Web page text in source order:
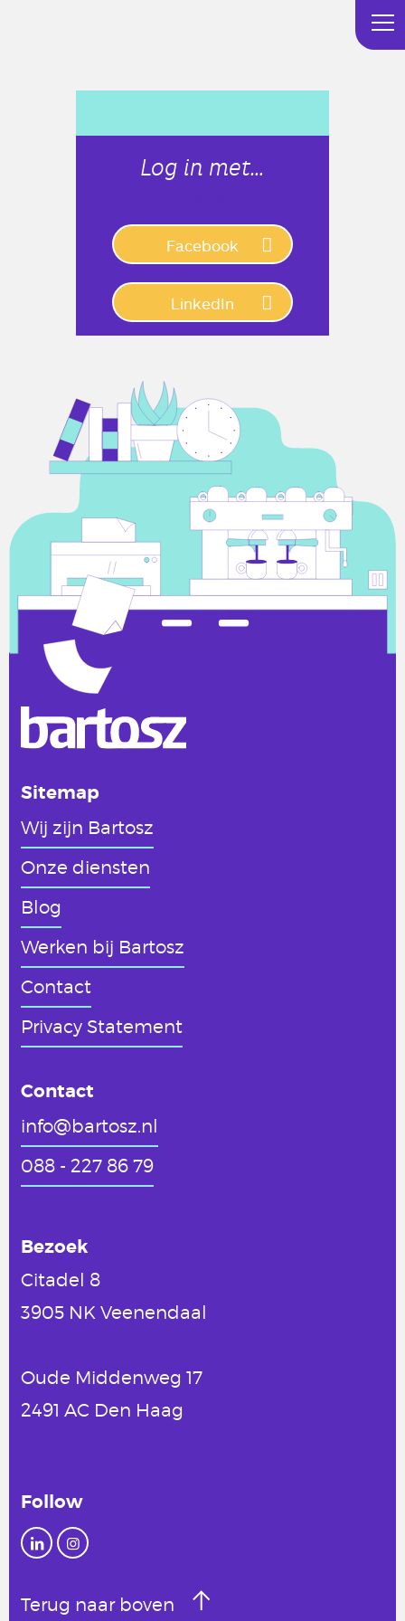
Log in met…
Facebook
LinkedIn
Sitemap
Wij zijn Bartosz
Onze diensten
Blog
Werken bij Bartosz
Contact
Privacy Statement
Contact
info@bartosz.nl
088 - 227 86 79
Bezoek
Citadel 8
3905 NK Veenendaal
Oude Middenweg 17
2491 AC Den Haag
Follow
Terug naar boven